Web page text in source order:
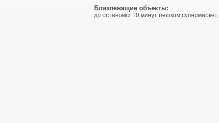
Близлежащие объекты:
до остановки 10 минут пешком,супермаркет,